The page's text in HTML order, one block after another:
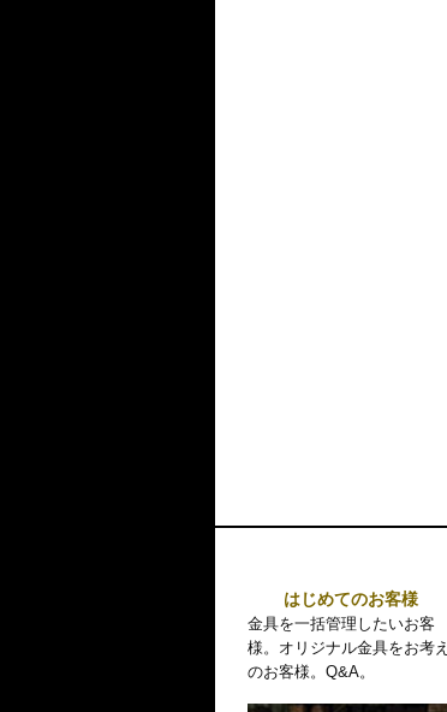
はじめてのお客様
金具を一括管理したいお客
様。オリジナル金具をお考え
のお客様。Q&A。